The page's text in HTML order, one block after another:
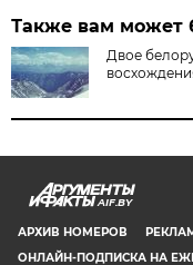
Также вам может
Двое
AIF.BY
АРХИВ НОМЕРОВ
ОНЛАЙН-ПОДПИСКА НА